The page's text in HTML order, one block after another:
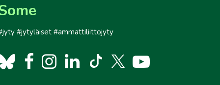
#jytyläiset #ammattiliittojyty